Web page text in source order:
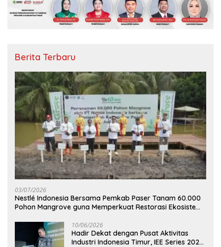
Berita Terbaru
03/07/2026
Nestlé Indonesia Bersama Pemkab Paser Tanam 60.000
Pohon Mangrove guna Memperkuat Restorasi Ekosistem
10/06/2026
Hadir Dekat dengan Pusat Aktivitas
Industri Indonesia Timur, IEE Series 2026